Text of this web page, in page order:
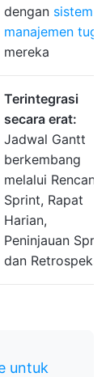
dengan sistem
manajemen
mereka
Terintegrasi
secara erat:
Jadwal Gantt
berkembang
melalui Rencana
Sprint, Rapat
Harian,
Peninjauan
dan Retrospeksi
untuk